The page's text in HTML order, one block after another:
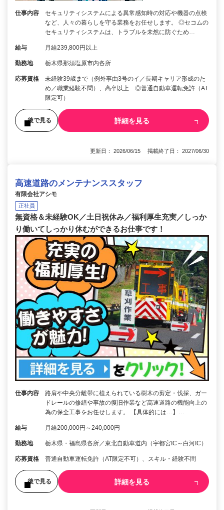
仕事内容
セキュリティシステムによる異常感知時の対応や機器の点検
など、人々の暮らしを守る業務をお任せします。 ◎セコムの
セキュリティシステムは、トラブルを未然に防ぐため…
給与 月給239,800円以上
勤務地 栃木県那須塩原市内各所
応募資格
未経験39歳まで（例外事由3号のイ／長期キャリア形成のた
め／職業経験不問）、高卒以上 ◎普通自動車運転免許（AT
限定可）
後で見る 詳細を見る
更新日： 2026/06/15 掲載終了日： 2027/06/30
高速道路のメンテナンススタッフ
有限会社アシモ
正社員
無資格＆未経験OK／土日祝休み／福利厚生充実／しっか
り働いてしっかり休むができるお仕事です！
仕事内容
路肩や中央分離帯に植えられている樹木の剪定・伐採、ガー
ドレールの修繕や事故の復旧作業など高速道路の機能向上の
為の保全工事をお任せします。 【具体的には…】…
給与 月給200,000円～240,000円
勤務地 栃木県・福島県各所／東北自動車道内（宇都宮IC～白河IC）
応募資格 普通自動車運転免許（AT限定不可）、スキル・経験不問
後で見る 詳細を見る